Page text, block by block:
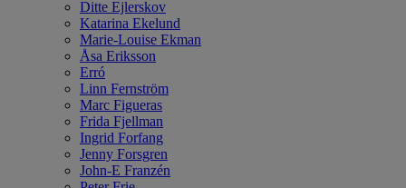
Ditte Ejlerskov
Katarina Ekelund
Marie-Louise Ekman
Åsa Eriksson
Erró
Linn Fernström
Marc Figueras
Frida Fjellman
Ingrid Forfang
Jenny Forsgren
John-E Franzén